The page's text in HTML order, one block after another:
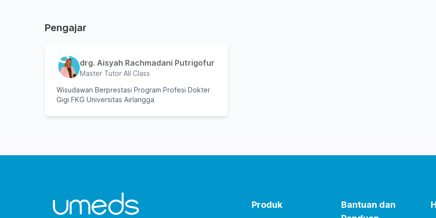
Pengajar
drg. Aisyah Rachmadani Putrigofur
Master Tutor All Class
Wisudawan Berprestasi Program Profesi Dokter
Gigi FKG Universitas Airlangga
Produk
Bantuan dan